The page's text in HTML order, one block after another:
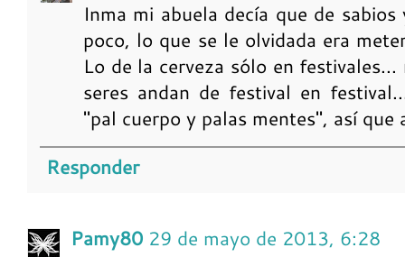
Inma mi abuela decía que de
poco, lo que se le olvidada era
Lo de la cerveza sólo en
seres andan de festival en
"pal cuerpo y palas mentes", así
Responder
Pamy80 29 de mayo de 2013, 6:28